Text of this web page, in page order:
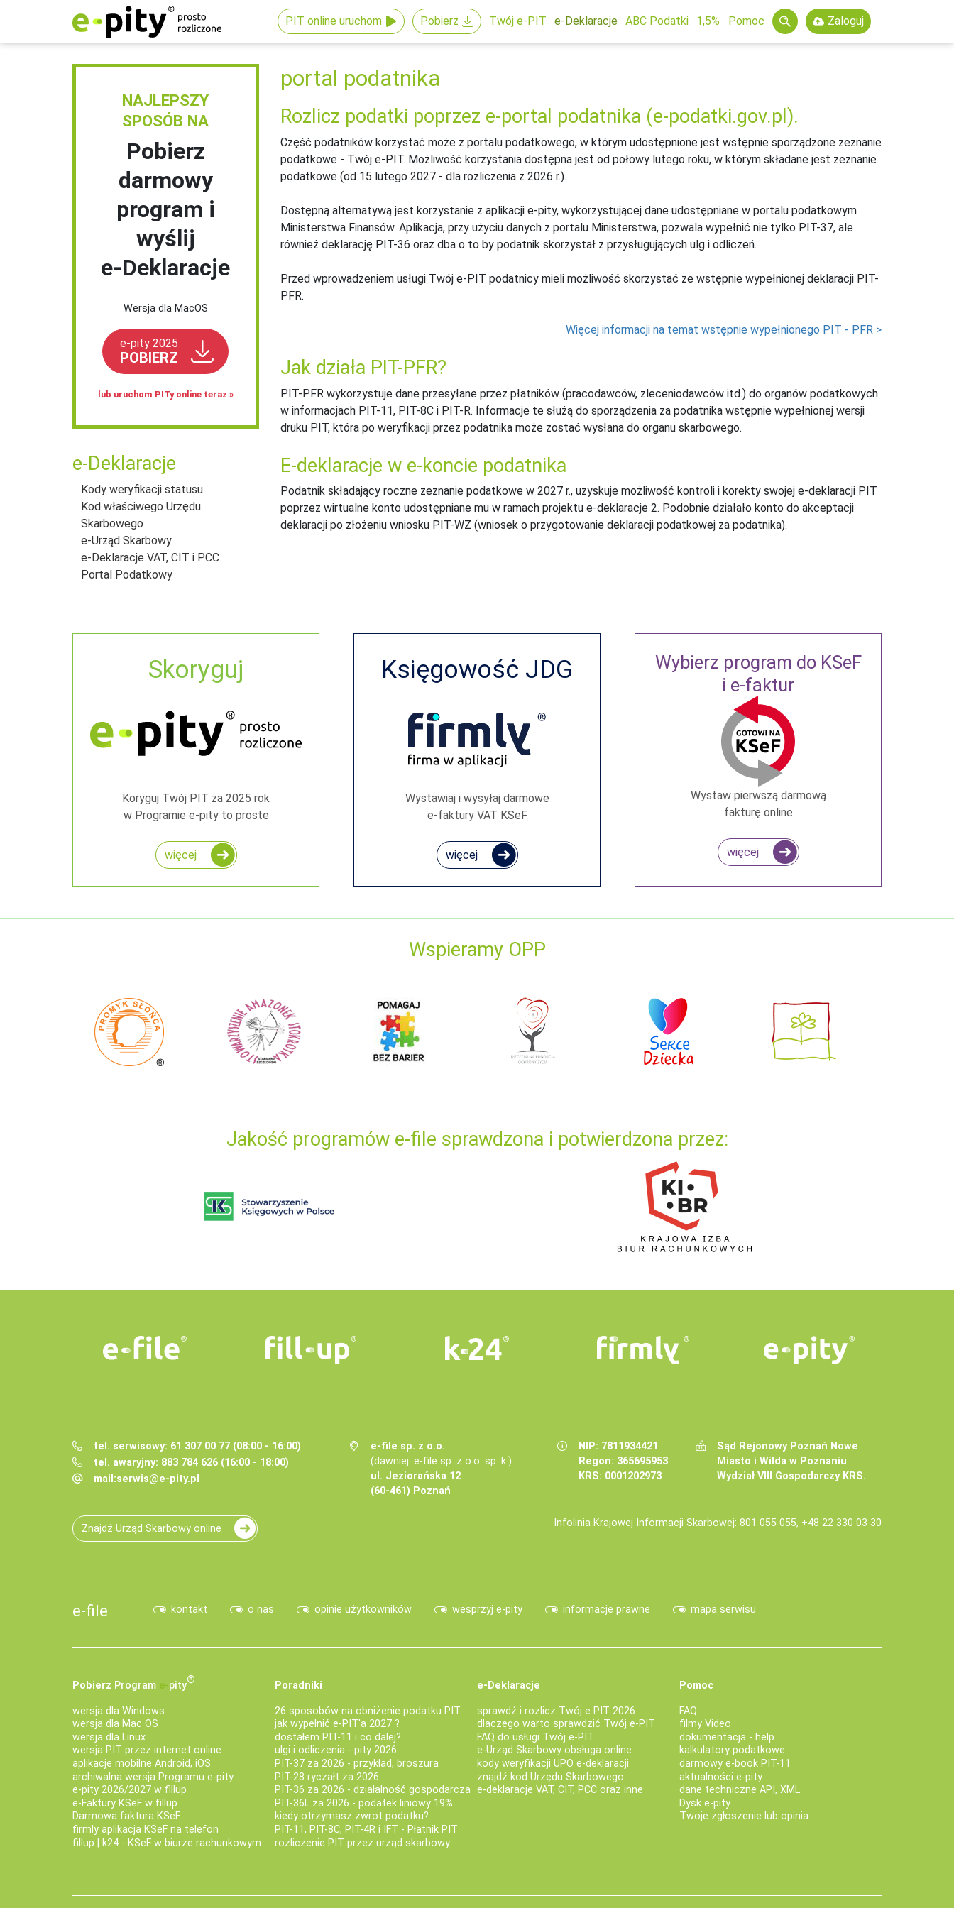
PIT online uruchom Pobierz Twój e-PIT e-Deklaracje ABC Podatki 1,5% Pomoc Zaloguj
NAJLEPSZY
SPOSÓB NA
Pobierz
darmowy
program i
wyślij
e‑Deklaracje
Wersja dla MacOS
e-pity 2025
POBIERZ
lub uruchom PITy online teraz »
e-Deklaracje
Kody weryfikacji statusu
Kod właściwego Urzędu
Skarbowego
e-Urząd Skarbowy
e-Deklaracje VAT, CIT i PCC
Portal Podatkowy
portal podatnika
Rozlicz podatki poprzez e-portal podatnika (e-podatki.gov.pl).
Część podatników korzystać może z portalu podatkowego, w którym udostępnione jest wstępnie sporządzone zeznanie
podatkowe - Twój e-PIT. Możliwość korzystania dostępna jest od połowy lutego roku, w którym składane jest zeznanie
podatkowe (od 15 lutego 2027 - dla rozliczenia z 2026 r.).
Dostępną alternatywą jest korzystanie z aplikacji e-pity, wykorzystującej dane udostępniane w portalu podatkowym
Ministerstwa Finansów. Aplikacja, przy użyciu danych z portalu Ministerstwa, pozwala wypełnić nie tylko PIT-37, ale
również deklarację PIT-36 oraz dba o to by podatnik skorzystał z przysługujących ulg i odliczeń.
Przed wprowadzeniem usługi Twój e-PIT podatnicy mieli możliwość skorzystać ze wstępnie wypełnionej deklaracji PIT-
PFR.
Więcej informacji na temat wstępnie wypełnionego PIT - PFR >
Jak działa PIT-PFR?
PIT-PFR wykorzystuje dane przesyłane przez płatników (pracodawców, zleceniodawców itd.) do organów podatkowych
w informacjach PIT-11, PIT-8C i PIT-R. Informacje te służą do sporządzenia za podatnika wstępnie wypełnionej wersji
druku PIT, która po weryfikacji przez podatnika może zostać wysłana do organu skarbowego.
E-deklaracje w e-koncie podatnika
Podatnik składający roczne zeznanie podatkowe w 2027 r., uzyskuje możliwość kontroli i korekty swojej e-deklaracji PIT
poprzez wirtualne konto udostępniane mu w ramach projektu e-deklaracje 2. Podobnie działało konto do akceptacji
deklaracji po złożeniu wniosku PIT-WZ (wniosek o przygotowanie deklaracji podatkowej za podatnika).
Skoryguj
Koryguj Twój PIT za 2025 rok
w Programie e-pity to proste
więcej
Księgowość JDG
Wystawiaj i wysyłaj darmowe
e‑faktury VAT KSeF
więcej
Wybierz program do KSeF
i e-faktur
Wystaw pierwszą darmową
fakturę online
więcej
Wspieramy OPP
Jakość programów e-file sprawdzona i potwierdzona przez:
tel. serwisowy: 61 307 00 77 (08:00 - 16:00)
tel. awaryjny: 883 784 626 (16:00 - 18:00)
mail:serwis@e-pity.pl
e-file sp. z o.o.
(dawniej: e-file sp. z o.o. sp. k.)
ul. Jeziorańska 12
(60-461) Poznań
NIP: 7811934421
Regon: 365695953
KRS: 0001202973
Sąd Rejonowy Poznań Nowe
Miasto i Wilda w Poznaniu
Wydział VIII Gospodarczy KRS.
Znajdź Urząd Skarbowy online Infolinia Krajowej Informacji Skarbowej: 801 055 055, +48 22 330 03 30
e-file kontakt o nas opinie użytkowników wesprzyj e-pity informacje prawne mapa serwisu
Pobierz Program e‑pity®
wersja dla Windows
wersja dla Mac OS
wersja dla Linux
wersja PIT przez internet online
aplikacje mobilne Android, iOS
archiwalna wersja Programu e-pity
e-pity 2026/2027 w fillup
e‑Faktury KSeF w fillup
Darmowa faktura KSeF
firmly aplikacja KSeF na telefon
fillup | k24 - KSeF w biurze rachunkowym
Poradniki
26 sposobów na obniżenie podatku PIT
jak wypełnić e-PIT'a 2027 ?
dostałem PIT-11 i co dalej?
ulgi i odliczenia - pity 2026
PIT-37 za 2026 - przykład, broszura
PIT-28 ryczałt za 2026
PIT-36 za 2026 - działalność gospodarcza
PIT-36L za 2026 - podatek liniowy 19%
kiedy otrzymasz zwrot podatku?
PIT-11, PIT-8C, PIT-4R i IFT - Płatnik PIT
rozliczenie PIT przez urząd skarbowy
e-Deklaracje
sprawdź i rozlicz Twój e PIT 2026
dlaczego warto sprawdzić Twój e-PIT
FAQ do usługi Twój e-PIT
e-Urząd Skarbowy obsługa online
kody weryfikacji UPO e-deklaracji
znajdź kod Urzędu Skarbowego
e-deklaracje VAT, CIT, PCC oraz inne
Pomoc
FAQ
filmy Video
dokumentacja - help
kalkulatory podatkowe
darmowy e-book PIT-11
aktualności e-pity
dane techniczne API, XML
Dysk e-pity
Twoje zgłoszenie lub opinia